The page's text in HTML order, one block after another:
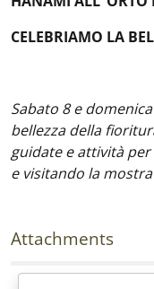
CELEBRIAMO LA
Sabato 8 e
bellezza della
guidate e attività
e visitando la
Attachments